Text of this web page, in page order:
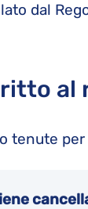
dal
tenute